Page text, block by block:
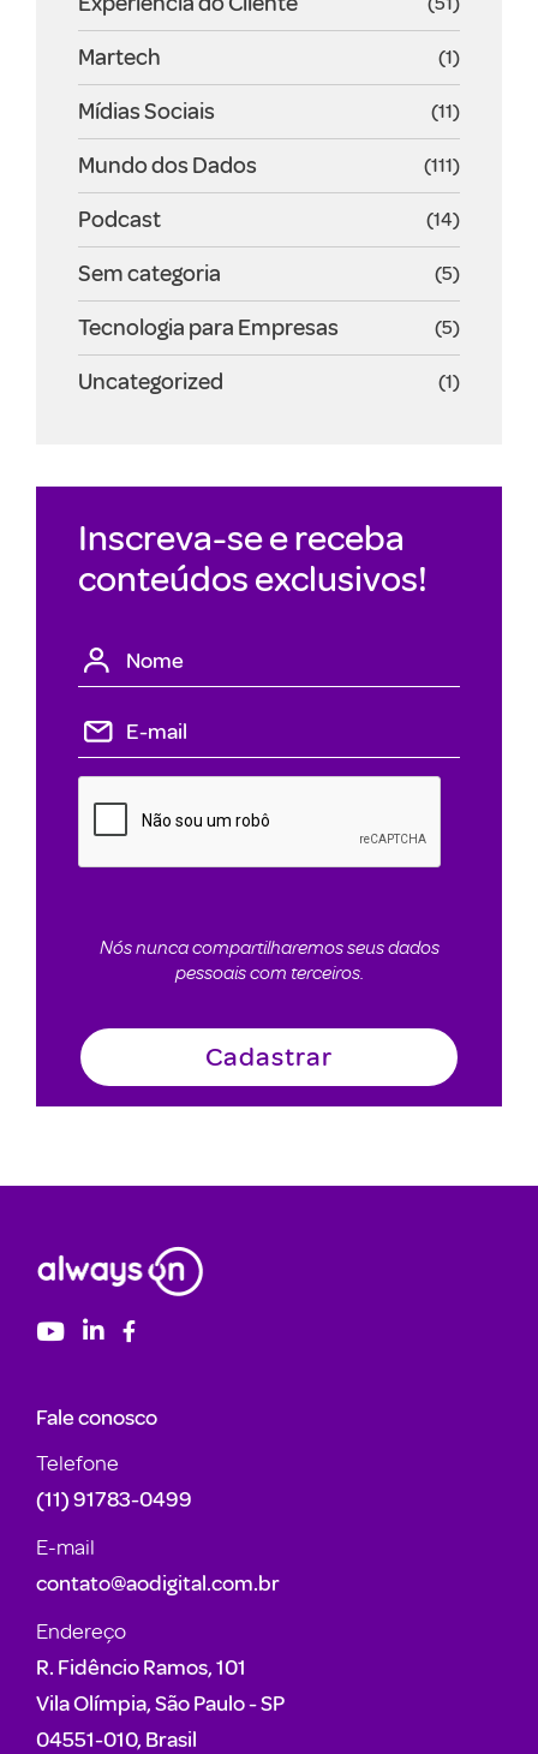
Martech (1)
Mídias Sociais (11)
Mundo dos Dados (111)
Podcast (14)
Sem categoria (5)
Tecnologia para Empresas (5)
Uncategorized (1)
Inscreva-se e receba
conteúdos exclusivos!
Nós nunca compartilharemos seus dados
pessoais com terceiros.
Fale conosco
Telefone
(11) 91783-0499
E-mail
contato@aodigital.com.br
Endereço
R. Fidêncio Ramos, 101
Vila Olímpia, São Paulo - SP
04551-010, Brasil